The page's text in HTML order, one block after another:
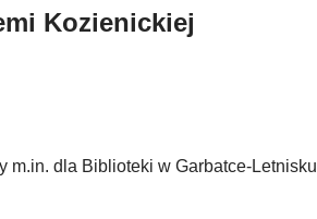
Kozienickiej
m.in. dla Biblioteki w Garbatce-